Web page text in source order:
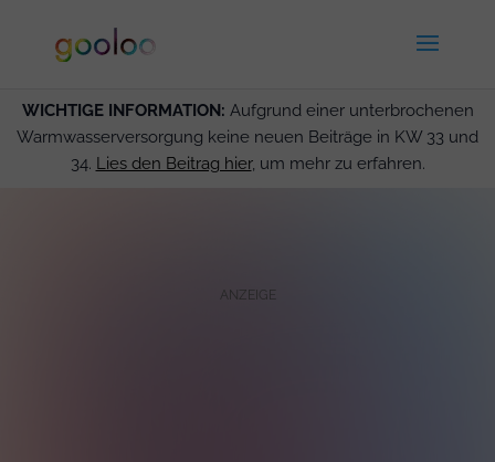
WICHTIGE INFORMATION: Aufgrund einer unterbrochenen
Warmwasserversorgung keine neuen Beiträge in KW 33 und
34. Lies den Beitrag hier, um mehr zu erfahren.